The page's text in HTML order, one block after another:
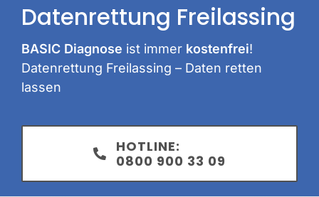
Datenrettung Freilassing
BASIC Diagnose ist immer kostenfrei!
Datenrettung Freilassing – Daten retten
lassen
HOTLINE:
0800 900 33 09